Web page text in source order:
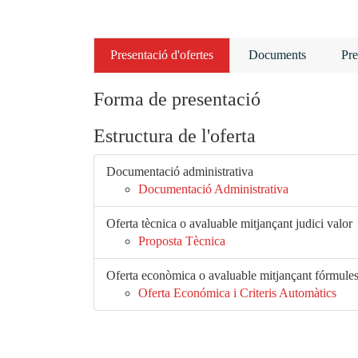
Presentació d'ofertes Documents
Forma de presentació
Estructura de l'oferta
Documentació administrativa
Documentació Administrativa
Oferta tècnica o avaluable mitjançant judici valor
Proposta Tècnica
Oferta econòmica o avaluable mitjançant fórmules
Oferta Económica i Criteris Automàtics